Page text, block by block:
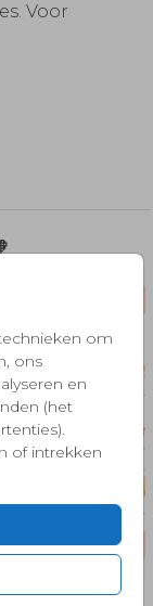
om
ons
en
(het
of intrekken
Voor